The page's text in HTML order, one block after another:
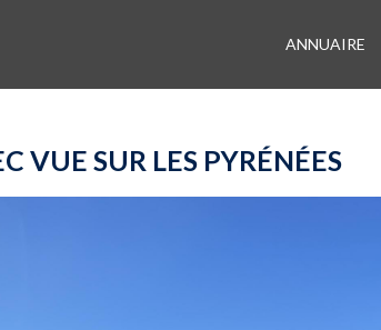
ANNUAIRE
VUE SUR LES PYRÉNÉES